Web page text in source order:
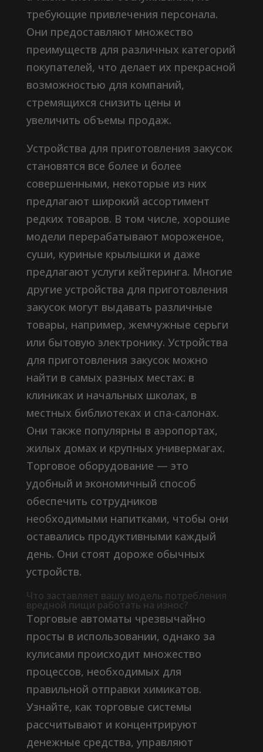
требующие привлечения персонала.
Они предоставляют множество
преимуществ для различных категорий
покупателей, что делает их прекрасной
возможностью для компаний,
стремящихся снизить цены и
увеличить объемы продаж.
Устройства для приготовления закусок
становятся все более и более
совершенными, некоторые из них
предлагают широкий ассортимент
редких товаров. В том числе, хорошие
модели перерабатывают мороженое,
суши, куриные крылышки и даже
предлагают услуги кейтеринга. Многие
другие устройства для приготовления
закусок могут выдавать различные
товары, например, жемчужные серьги
или бытовую электронику. Устройства
для приготовления закусок можно
найти в самых разных местах: в
клиниках и начальных школах, в
местных библиотеках и спа-салонах.
Они также популярны в аэропортах,
жилых домах и крупных универмагах.
Торговое оборудование — это
удобный и экономичный способ
обеспечить сотрудников
необходимыми напитками, чтобы они
оставались продуктивными каждый
день. Они стоят дороже обычных
устройств.
Что заставляет вашу модель потребления
вредной пищи работать на износ?
Торговые автоматы чрезвычайно
просты в использовании, однако за
кулисами происходит множество
процессов, необходимых для
правильной отправки химикатов.
Узнайте, как торговые системы
рассчитывают и концентрируют
денежные средства, управляют